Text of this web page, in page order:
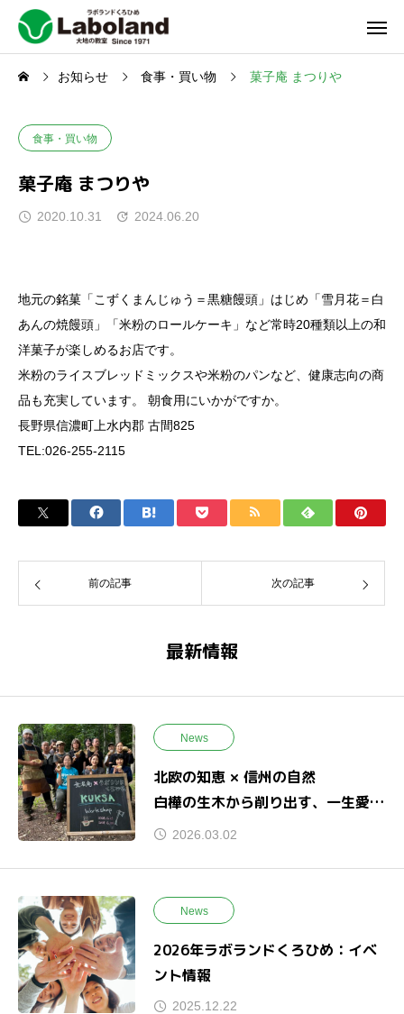
お知らせ 食事・買い物 菓子庵 まつりや
食事・買い物
菓子庵 まつりや
2020.10.31 2024.06.20
地元の銘菓「こずくまんじゅう＝黒糖饅頭」はじめ「雪月花＝白
あんの焼饅頭」「米粉のロールケーキ」など常時20種類以上の和
洋菓子が楽しめるお店です。
米粉のライスブレッドミックスや米粉のパンなど、健康志向の商
品も充実しています。
朝食用にいかがですか。
長野県信濃町上水内郡 古間825
TEL:026-255-2115
前の記事 次の記事
最新情報
News
北欧の知恵 × 信州の自然
白樺の生木から削り出す、一生愛せ
るククサ作り。
2026.03.02
News
2026年ラボランドくろひめ：イベ
ント情報
2025.12.22